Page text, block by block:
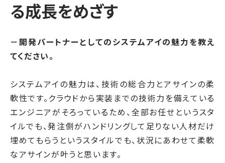
る成長をめざす
－開発パートナーとしてのシステムアイの魅力を教え
てください。
システムアイの魅力は、技術の総合力とアサインの柔
軟性です。クラウドから実装までの技術力を備えている
エンジニアがそろっているため、全部お任せというスタ
イルでも、発注側がハンドリングして足りない人材だけ
埋めてもらうというスタイルでも、状況にあわせて柔軟
なアサインが叶うと思います。